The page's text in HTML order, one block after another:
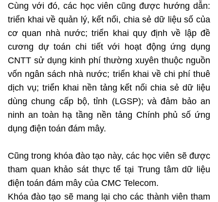
Cùng với đó, các học viên cũng được hướng dẫn:
triển khai về quản lý, kết nối, chia sẻ dữ liệu số của
cơ quan nhà nước; triển khai quy định về lập đề
cương dự toán chi tiết với hoạt động ứng dụng
CNTT sử dụng kinh phí thường xuyên thuộc nguồn
vốn ngân sách nhà nước; triển khai về chi phí thuê
dịch vụ; triển khai nền tảng kết nối chia sẻ dữ liệu
dùng chung cấp bộ, tỉnh (LGSP); và đảm bảo an
ninh an toàn hạ tầng nền tảng Chính phủ số ứng
dụng điện toán đám mây.
Cũng trong khóa đào tạo này, các học viên sẽ được
tham quan khảo sát thực tế tại Trung tâm dữ liệu
điện toán đám mây của CMC Telecom.
Khóa đào tạo sẽ mang lại cho các thành viên tham